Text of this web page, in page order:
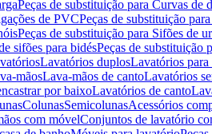
Peças de substituição para Curvas de
de PVCPeças de substituição
Peças de substituição para Sifões de
sifões para bidésPeças de substituição
Lavatórios duplosLavatórios para
mãosLava-mãos de cantoLavatórios
por baixoLavatórios de canto
ColunasSemicolunasAcessórios
com móvelConjuntos de lavatório